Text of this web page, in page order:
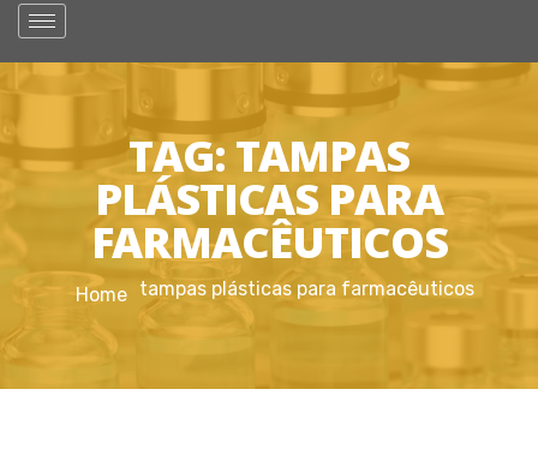
TAG: TAMPAS
PLÁSTICAS PARA
FARMACÊUTICOS
Home tampas plásticas para farmacêuticos